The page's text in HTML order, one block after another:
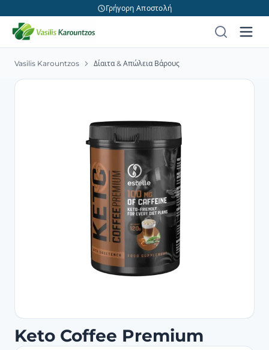
Γρήγορη Αποστολή
Vasilis Karountzos Δίαιτα & Απώλεια Βάρους
Keto Coffee Premium